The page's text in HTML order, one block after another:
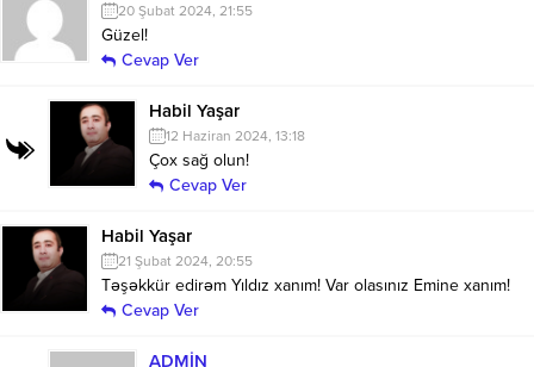
20 Şubat 2024, 21:55
Güzel!
Cevap Ver
Habil Yaşar
12 Haziran 2024, 13:18
Çox sağ olun!
Cevap Ver
Habil Yaşar
21 Şubat 2024, 20:55
Təşəkkür edirəm Yıldız xanım! Var olasınız Emine xanım!
Cevap Ver
ADMİN